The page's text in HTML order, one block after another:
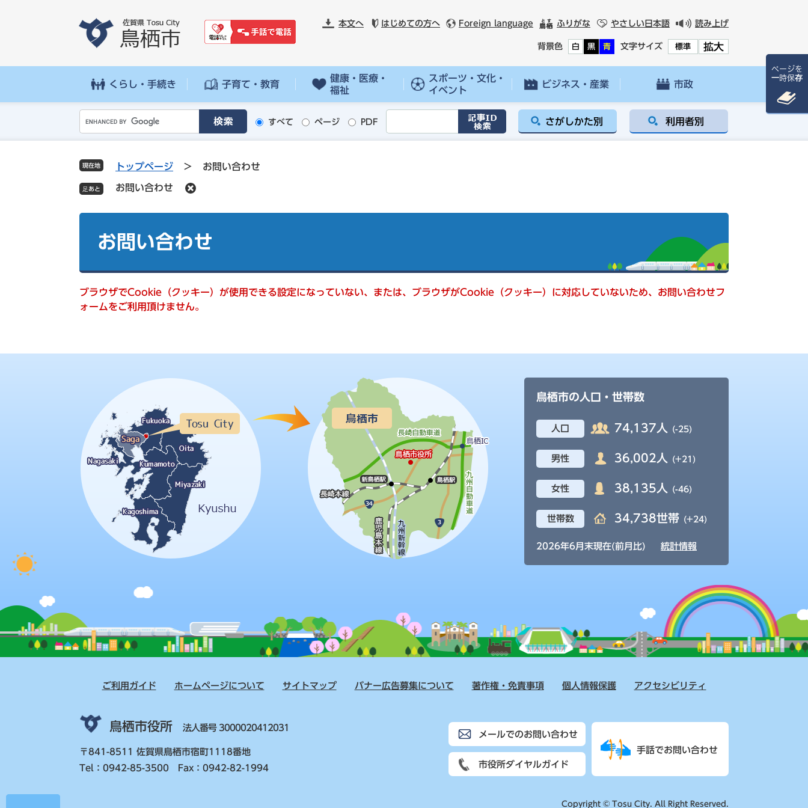
先
を
本文へ はじめての方へ Foreign language ふりがな やさしい日本語 読み上げ
背景色 白 黒 青 文字サイズ 標準 拡大
くらし・手続き 子育て・教育
健康・医療・
福祉
スポーツ・文化・
イベント
ビジネス・産業 市政
o
g
l
e
ス
索
すべて ページ PDF さがしかた別 利用者別
現在地 トップページ > お問い合わせ
お問い合わせ
お問い合わせ
ブラウザでCookie（クッキー）が使用できる設定になっていない、または、ブラウザがCookie（クッキー）に対応していないため、お問い合わせフ
ォームをご利用頂けません。
鳥栖市の人口・世帯数
人口 74,137人 (-25)
男性 36,002人 (+21)
女性 38,135人 (-46)
世帯数 34,738世帯 (+24)
2026年6月末現在(前月比) 統計情報
ご利用ガイド ホームページについて サイトマップ バナー広告募集について 著作権・免責事項 個人情報保護 アクセシビリティ
鳥栖市役所 法人番号 3000020412031
〒841-8511 佐賀県鳥栖市宿町1118番地
Tel：0942-85-3500 Fax：0942-82-1994
メールでのお問い合わせ
市役所ダイヤルガイド
手話でお問い合わせ
Copyright © Tosu City. All Right Reserved.
ページを
一時保存